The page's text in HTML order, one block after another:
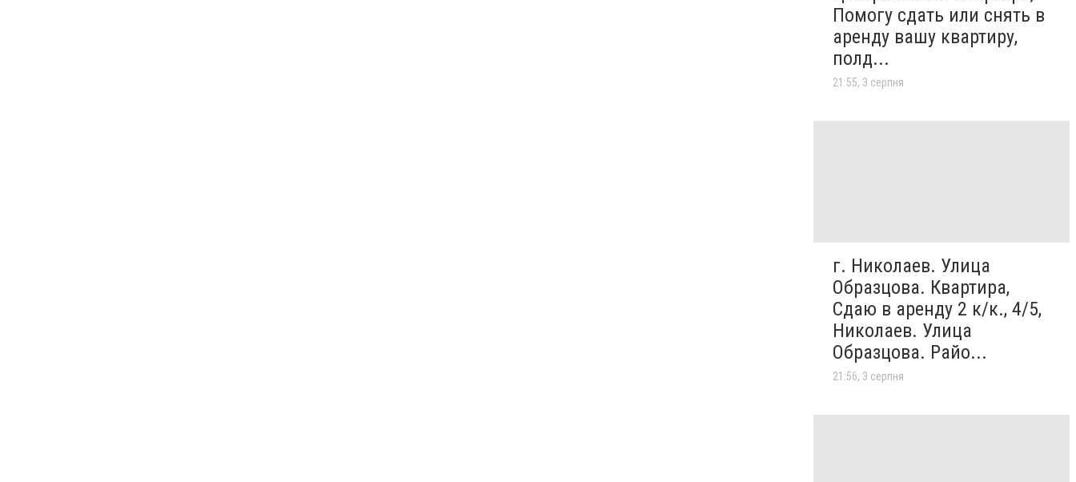
Помогу сдать или снять в
аренду вашу квартиру,
полд...
21:55, 3 серпня
г. Николаев. Улица
Образцова. Квартира,
Сдаю в аренду 2 к/к., 4/5,
Николаев. Улица
Образцова. Райо...
21:56, 3 серпня